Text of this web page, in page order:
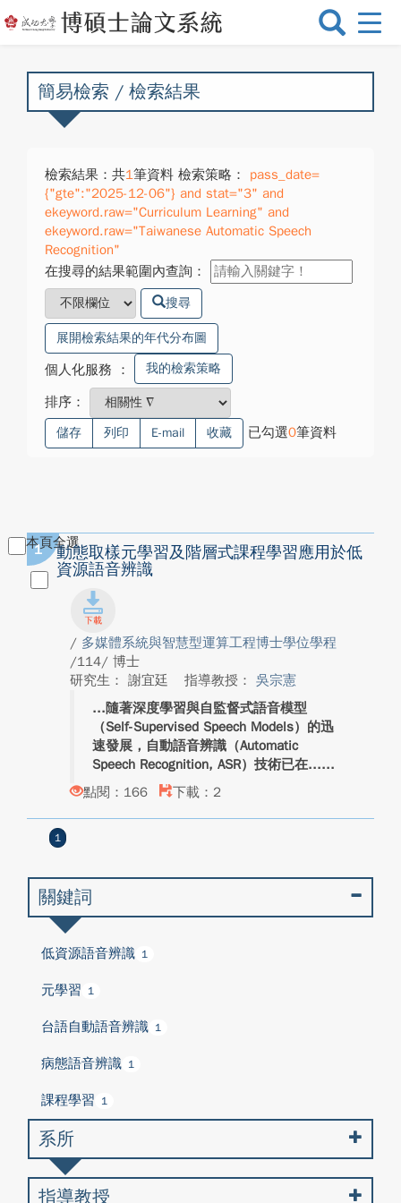
選
換
簡易檢索 / 檢索結果
檢索結果：共1筆資料 檢索策略：
pass_date=
{"gte":"2025-12-06"} and stat="3" and
ekeyword.raw="Curriculum Learning" and
ekeyword.raw="Taiwanese Automatic Speech
Recognition"
在搜尋的結果範圍內查詢：
搜尋
展開檢索結果的年代分布圖
個人化服務 ： 我的檢索策略
排序：
儲存 列印 E-mail 收藏 已勾選0筆資料
本頁全選
1
動態取樣元學習及階層式課程學習應用於低
資源語音辨識
/ 多媒體系統與智慧型運算工程博士學位學程
/114/ 博士
研究生： 謝宜廷
指導教授： 吳宗憲
隨著深度學習與自監督式語音模型
（Self-Supervised Speech Models）的迅
速發展，自動語音辨識（Automatic
Speech Recognition, ASR）技術已在...
點閱：166
下載：2
1
關鍵詞
低資源語音辨識 1
元學習 1
台語自動語音辨識 1
病態語音辨識 1
課程學習 1
系所
指導教授